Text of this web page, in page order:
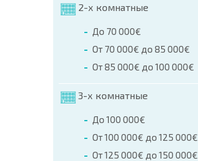
2-х комнатные
До 70 000€
От 70 000€ до 85 000€
От 85 000€ до 100 000€
3-х комнатные
До 100 000€
От 100 000€ до 125 000€
От 125 000€ до 150 000€